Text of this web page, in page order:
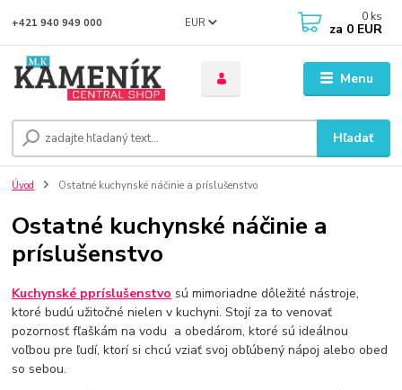
Menu
EUR
Hľadať
+421 940 949 000 0 ks
za 0 EUR
Úvod Ostatné kuchynské náčinie a príslušenstvo
Ostatné kuchynské náčinie a
príslušenstvo
Kuchynské ppríslušenstvo sú mimoriadne dôležité nástroje,
ktoré budú užitočné nielen v kuchyni. Stojí za to venovať
pozornosť fľaškám na vodu a obedárom, ktoré sú ideálnou
voľbou pre ľudí, ktorí si chcú vziať svoj obľúbený nápoj alebo obed
so sebou.